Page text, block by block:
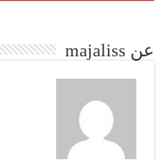
n
عن majaliss